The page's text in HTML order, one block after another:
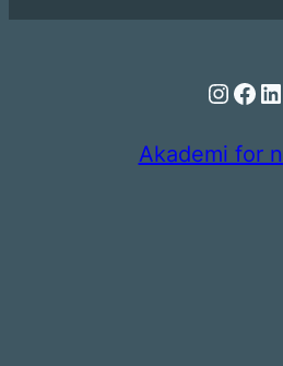
Akademi for